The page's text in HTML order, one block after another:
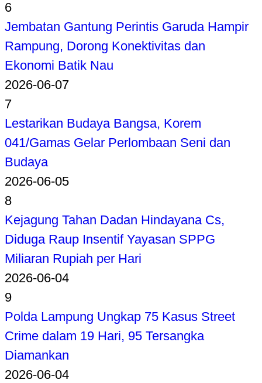
6
Jembatan Gantung Perintis Garuda Hampir
Rampung, Dorong Konektivitas dan
Ekonomi Batik Nau
2026-06-07
7
Lestarikan Budaya Bangsa, Korem
041/Gamas Gelar Perlombaan Seni dan
Budaya
2026-06-05
8
Kejagung Tahan Dadan Hindayana Cs,
Diduga Raup Insentif Yayasan SPPG
Miliaran Rupiah per Hari
2026-06-04
9
Polda Lampung Ungkap 75 Kasus Street
Crime dalam 19 Hari, 95 Tersangka
Diamankan
2026-06-04